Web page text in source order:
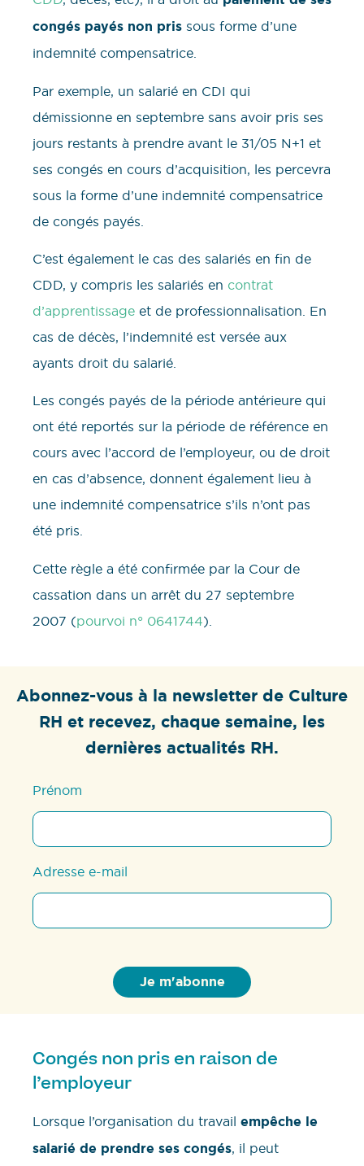
congés payés non pris sous forme d’une
indemnité compensatrice.
Par exemple, un salarié en CDI qui
démissionne en septembre sans avoir pris ses
jours restants à prendre avant le 31/05 N+1 et
ses congés en cours d’acquisition, les percevra
sous la forme d’une indemnité compensatrice
de congés payés.
C’est également le cas des salariés en fin de
CDD, y compris les salariés en contrat
d’apprentissage et de professionnalisation. En
cas de décès, l’indemnité est versée aux
ayants droit du salarié.
Les congés payés de la période antérieure qui
ont été reportés sur la période de référence en
cours avec l’accord de l’employeur, ou de droit
en cas d’absence, donnent également lieu à
une indemnité compensatrice s’ils n’ont pas
été pris.
Cette règle a été confirmée par la Cour de
cassation dans un arrêt du 27 septembre
2007 (pourvoi n° 0641744).
Abonnez-vous à la newsletter de Culture
RH et recevez, chaque semaine, les
dernières actualités RH.
Prénom
Adresse e-mail
Congés non pris en raison de
l’employeur
Lorsque l’organisation du travail empêche le
salarié de prendre ses congés, il peut